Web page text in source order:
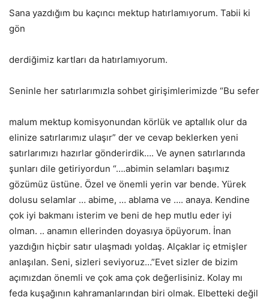
Sana yazdığım bu kaçıncı mektup hatırlamıyorum. Tabii ki
gön
derdiğimiz kartları da hatırlamıyorum.
Seninle her satırlarımızla sohbet girişimlerimizde “Bu sefer
malum mektup komisyonundan körlük ve aptallık olur da
elinize satırlarımız ulaşır” der ve cevap beklerken yeni
satırlarımızı hazırlar gönderirdik…. Ve aynen satırlarında
şunları dile getiriyordun “….abimin selamları başımız
gözümüz üstüne. Özel ve önemli yerin var bende. Yürek
dolusu selamlar … abime, … ablama ve …. anaya. Kendine
çok iyi bakmanı isterim ve beni de hep mutlu eder iyi
olman. .. anamın ellerinden doyasıya öpüyorum. İnan
yazdığın hiçbir satır ulaşmadı yoldaş. Alçaklar iç etmişler
anlaşılan. Seni, sizleri seviyoruz…”Evet sizler de bizim
açımızdan önemli ve çok ama çok değerlisiniz. Kolay mı
feda kuşağının kahramanlarından biri olmak. Elbetteki değil